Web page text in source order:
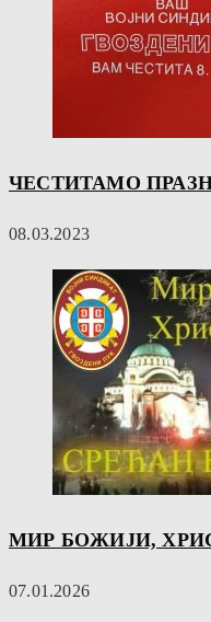
ЧЕСТИТАМО
08.03.2023
МИР БОЖИЈИ,
07.01.2026